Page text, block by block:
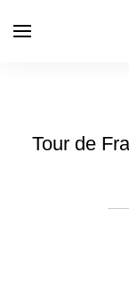
Tour de